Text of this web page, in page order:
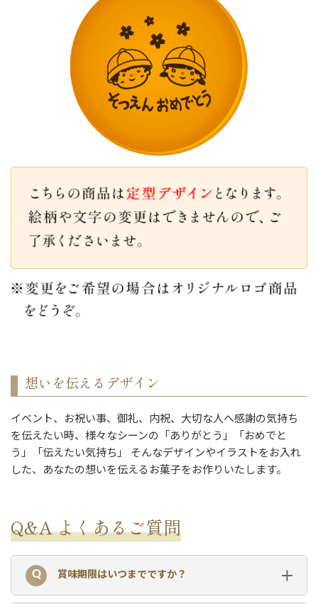
想いを伝えるデザイン
イベント、お祝い事、御礼、内祝、大切な人へ感謝の気持ち
を伝えたい時、様々なシーンの「ありがとう」「おめでと
う」「伝えたい気持ち」 そんなデザインやイラストをお入れ
した、あなたの想いを伝えるお菓子をお作りいたします。
Q&A よくあるご質問
賞味期限はいつまでですか？